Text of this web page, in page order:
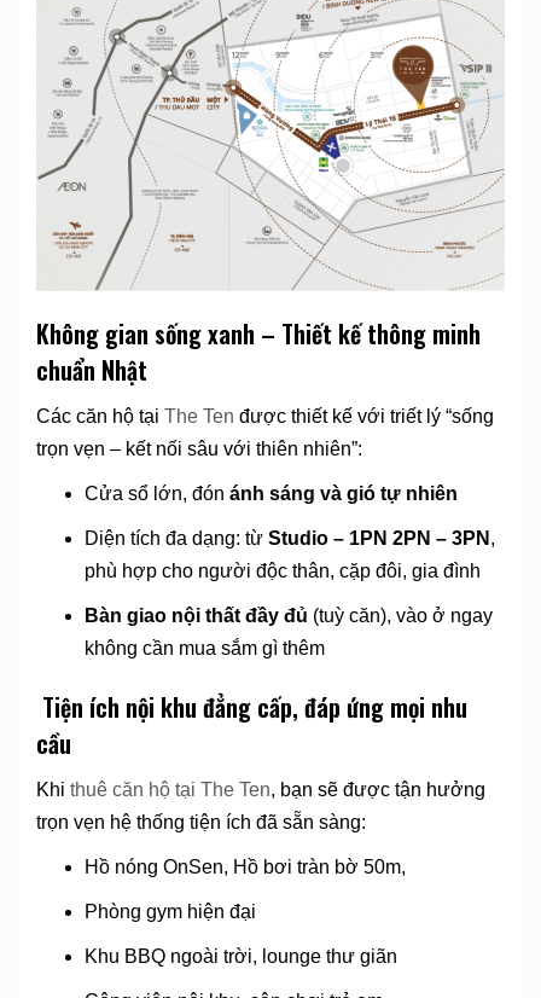
Không gian sống xanh – Thiết kế thông minh
chuẩn Nhật
Các căn hộ tại The Ten được thiết kế với triết lý “sống
trọn vẹn – kết nối sâu với thiên nhiên”:
Cửa sổ lớn, đón ánh sáng và gió tự nhiên
Diện tích đa dạng: từ Studio – 1PN 2PN – 3PN ,
phù hợp cho người độc thân, cặp đôi, gia đình
Bàn giao nội thất đầy đủ (tuỳ căn), vào ở ngay
không cần mua sắm gì thêm
Tiện ích nội khu đẳng cấp, đáp ứng mọi nhu
cầu
Khi thuê căn hộ tại The Ten, bạn sẽ được tận hưởng
trọn vẹn hệ thống tiện ích đã sẵn sàng:
Hồ nóng OnSen, Hồ bơi tràn bờ 50m,
Phòng gym hiện đại
Khu BBQ ngoài trời, lounge thư giãn